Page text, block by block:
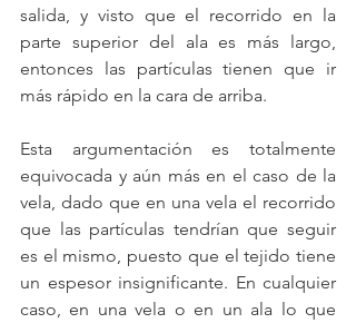
salida, y visto que el recorrido en la
parte superior del ala es más largo,
entonces las partículas tienen que ir
más rápido en la cara de arriba.
Esta argumentación es totalmente
equivocada y aún más en el caso de la
vela, dado que en una vela el recorrido
que las partículas tendrían que seguir
es el mismo, puesto que el tejido tiene
un espesor insignificante. En cualquier
caso, en una vela o en un ala lo que